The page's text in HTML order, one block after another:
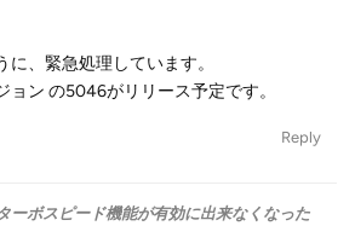
、緊急処理しています。
ョン の5046がリリース予定です。
Reply
ボスピード機能が有効に出来なくなった